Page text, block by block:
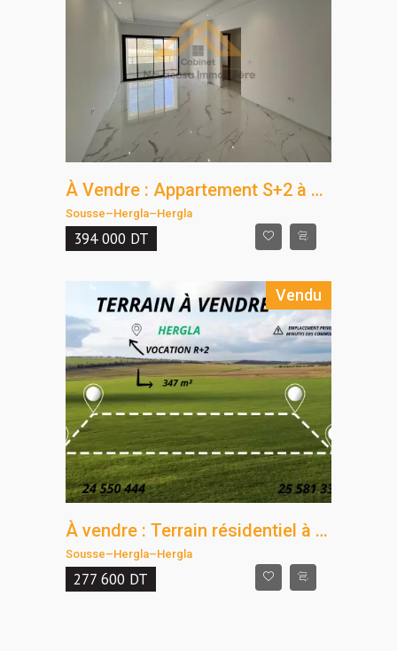
À Vendre : Appartement S+2 à Hergla
Sousse–Hergla–Hergla
394 000 DT
Vendu
À vendre : Terrain résidentiel à Hergla
Sousse–Hergla–Hergla
277 600 DT